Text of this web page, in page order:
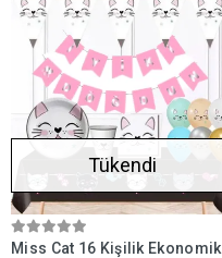
Tükendi
Miss Cat 16 Kişilik Ekonomik